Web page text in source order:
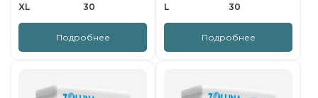
XL 30
Подробнее
L 30
Подробнее